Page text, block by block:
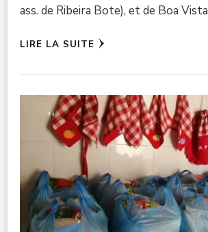
ass. de Ribeira Bote), et de Boa Vista
LIRE LA SUITE